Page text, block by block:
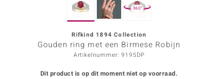
360°
Rifkind 1894 Collection
Gouden ring met een Birmese Robijn
Artikelnummer: 9195DP
Dit product is op dit moment niet op voorraad.